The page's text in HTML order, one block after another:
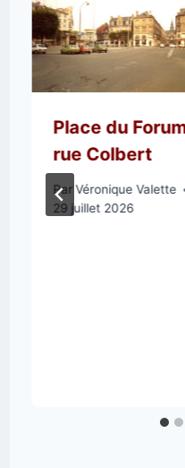
Place du
rue Colbert
Par Véronique Valette
29 juillet 2026